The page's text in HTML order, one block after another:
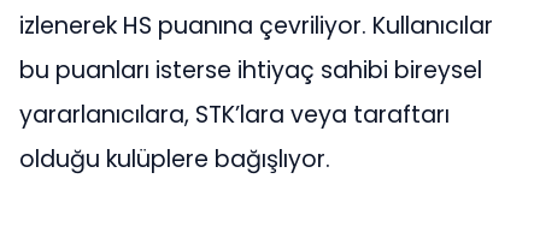
izlenerek HS puanına çevriliyor. Kullanıcılar
bu puanları isterse ihtiyaç sahibi bireysel
yararlanıcılara, STK’lara veya taraftarı
olduğu kulüplere bağışlıyor.